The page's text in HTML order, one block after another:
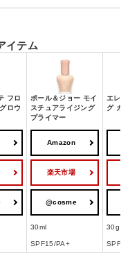
イテム
フロ
ロウ
ポール＆ジョー モイ
スチュアライジング
プライマー
エレガ
グ カ
Amazon
楽天市場
@cosme
30ml 30g
SPF15/PA+